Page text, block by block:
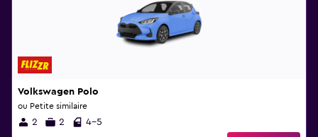
Volkswagen Polo
ou Petite similaire
2 2 4-5